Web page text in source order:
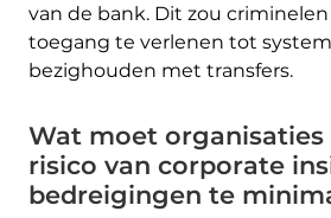
van de bank. Dit zou
toegang te verlenen tot
bezighouden met transfers.
Wat moet
risico van corporate
bedreigingen te